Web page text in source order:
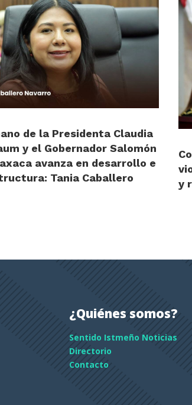
de la Presidenta Claudia
y el Gobernador Salomón
avanza en desarrollo e
Tania Caballero
y
¿Quiénes somos?
Sentido Istmeño Noticias
Directorio
Contacto